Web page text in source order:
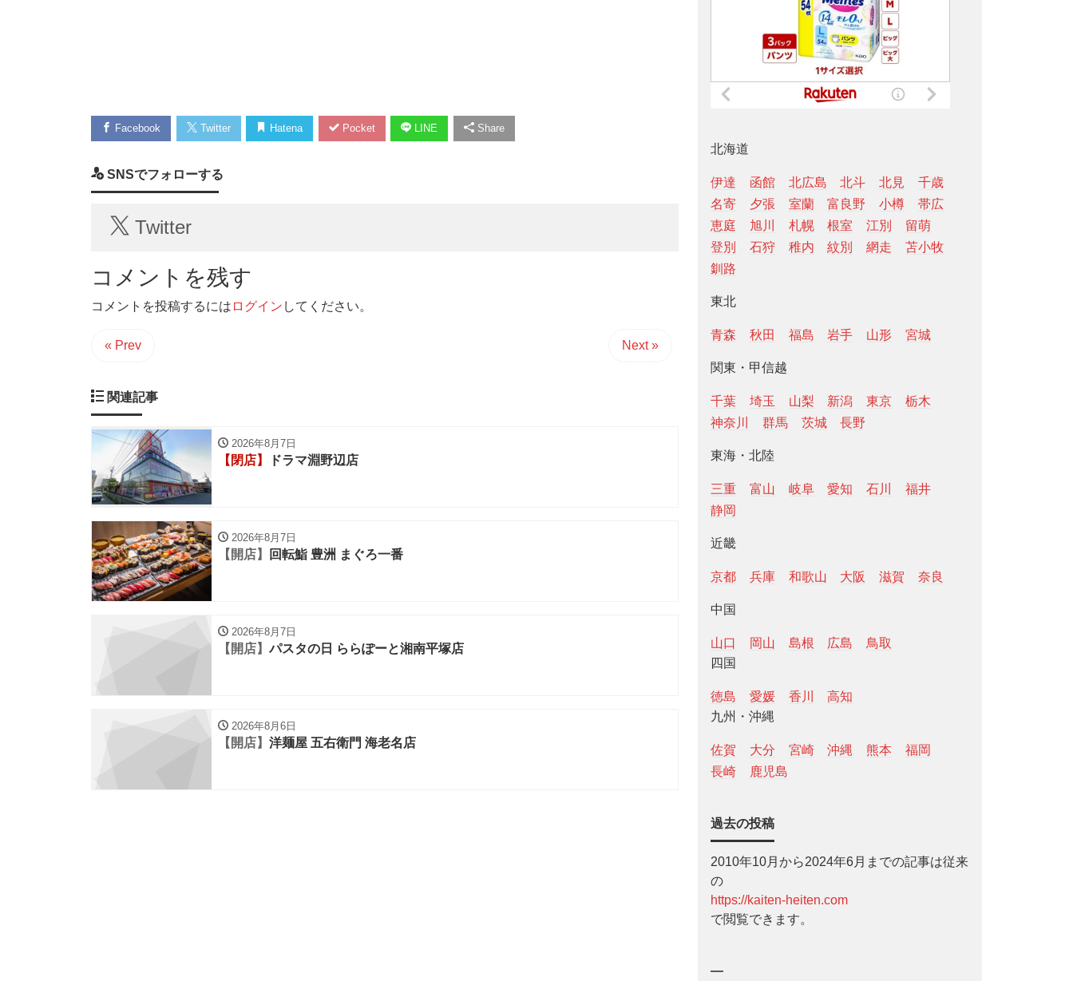
Facebook Twitter Hatena Pocket LINE Share
SNSでフォローする
Twitter
コメントを残す
コメントを投稿するには ログイン してください。
« Prev Next »
関連記事
2026年8月7日
【閉店】 ドラマ淵野辺店
2026年8月7日
【開店】 回転鮨 豊洲 まぐろ一番
2026年8月7日
【開店】パスタの日 ららぽーと湘南平塚店
2026年8月6日
【開店】 洋麺屋 五右衛門 海老名店
北海道
伊達 函館 北広島 北斗 北見
千歳
名寄
夕張 室蘭 富良野 小樽
帯広
恵庭
旭川 札幌 根室 江別
留萌
登別
石狩 稚内 紋別 網走
苫小牧
釧路
東北
青森 秋田 福島 岩手 山形 宮城
関東・甲信越
千葉 埼玉 山梨 新潟 東京
栃木
神奈川
群馬 茨城 長野
東海・北陸
三重 富山 岐阜 愛知 石川
福井
静岡
近畿
京都 兵庫 和歌山 大阪 滋賀 奈良
中国
山口 岡山 島根 広島
鳥取
四国
徳島 愛媛 香川
高知
九州・沖縄
佐賀 大分 宮崎 沖縄 熊本
福岡
長崎
鹿児島
過去の投稿
2010年10月から2024年6月までの記事は従来
の
https://kaiten-heiten.com
で閲覧できます。
—